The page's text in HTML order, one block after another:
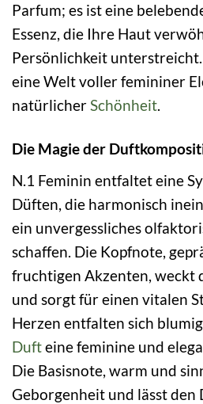
Parfum; es ist eine
Essenz, die Ihre Haut
Persönlichkeit unterstreicht.
eine Welt voller femininer
natürlicherSchönheit.
Die Magie der
N.1 Feminin entfaltet eine
Düften, die harmonisch
ein unvergessliches
schaffen. Die Kopfnote,
fruchtigen Akzenten, weckt
und sorgt für einen vitalen
Herzen entfalten sich
Dufteine feminine und
Die Basisnote, warm und
Geborgenheit und lässt den